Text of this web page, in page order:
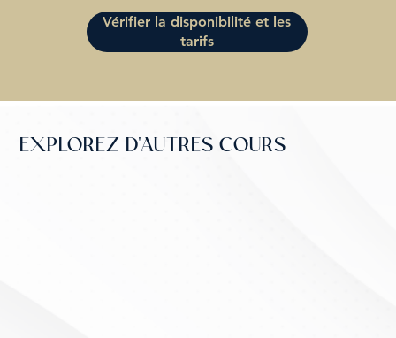
Vérifier la disponibilité et les
tarifs
EXPLOREZ D'AUTRES COURS